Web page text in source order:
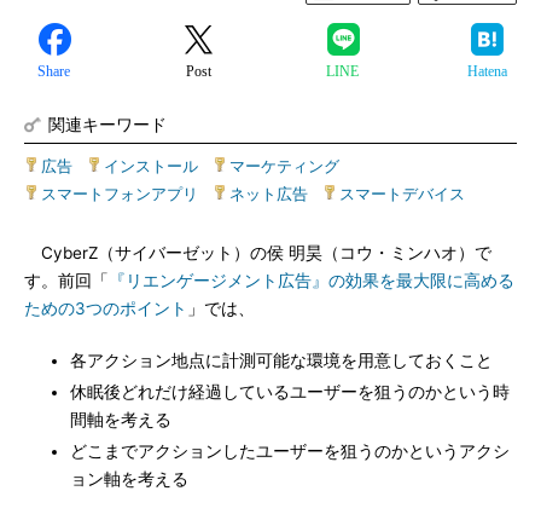
Share Post LINE Hatena
関連キーワード
広告 インストール マーケティング
スマートフォンアプリ
ネット広告 スマートデバイス
CyberZ（サイバーゼット）の侯 明昊（コウ・ミンハオ）で
す。前回「
『リエンゲージメント広告』の効果を最大限に高める
ための3つのポイント 」では、
各アクション地点に計測可能な環境を用意しておくこと
休眠後どれだけ経過しているユーザーを狙うのかという時
間軸を考える
どこまでアクションしたユーザーを狙うのかというアクシ
ョン軸を考える